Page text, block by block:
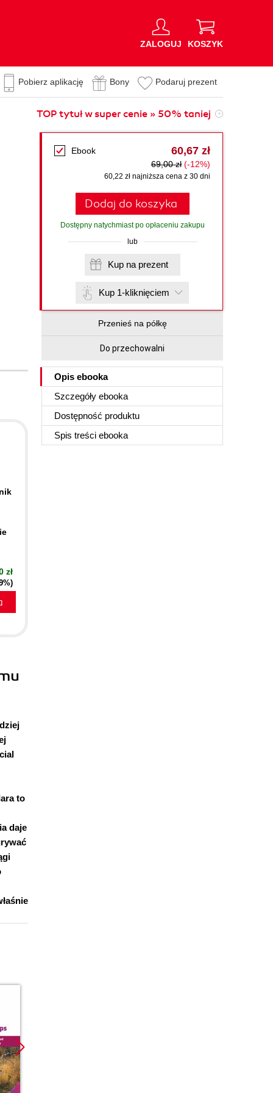
ZALOGUJ KOSZYK
Pobierz aplikację Bony Podaruj prezent
TOP tytuł w super cenie » 50% taniej
Ebook 60,67 zł
69,00 zł (-12%)
60,22 zł najniższa cena z 30 dni
Dodaj do koszyka
Dostępny natychmiast po opłaceniu zakupu
lub
Kup na prezent
Kup 1-kliknięciem
Przenieś na półkę
Do przechowalni
Opis ebooka
Szczegóły ebooka
Dostępność produktu
Spis treści ebooka
zł
to
daje